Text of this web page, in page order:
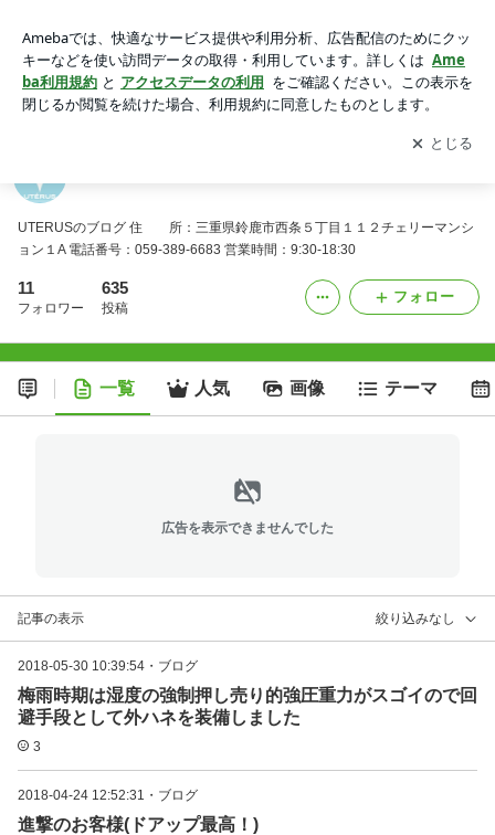
アプリをダウンロードして ブログの更新通知
を受け取りまし
ょう。
開く
UTERUSのブログ 住 所：三重県鈴鹿市西条５丁目１１２チェリーマンシ
ョン１A 電話番号：059-389-6683 営業時間：9:30-18:30
11
フォロワー
635
投稿
フォロー
一覧 人気 画像 テーマ
広告を表示できませんでした
記事の表示 絞り込みなし
2018-05-30 10:39:54 ・ ブログ
梅雨時期は湿度の強制押し売り的強圧重力がスゴイので回
避手段として外ハネを装備しました
3
2018-04-24 12:52:31 ・ ブログ
進撃のお客様(ドアップ最高！)